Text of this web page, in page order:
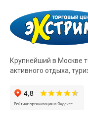
Крупнейший в Москве
активного отдыха,